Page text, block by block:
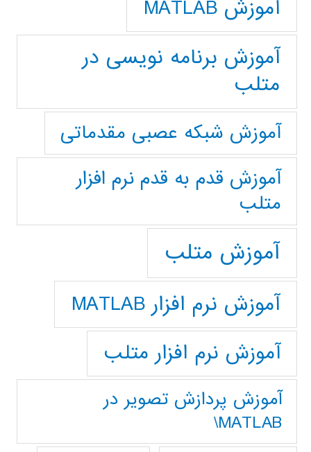
آموزش MATLAB
آموزش برنامه نویسی در
متلب
آموزش شبکه عصبی مقدماتی
آموزش قدم به قدم نرم افزار
متلب
آموزش متلب
آموزش نرم افزار MATLAB
آموزش نرم افزار متلب
آموزش پردازش تصوير در
MATLAB\